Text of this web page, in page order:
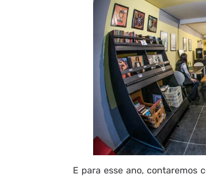
E para esse ano, contaremos